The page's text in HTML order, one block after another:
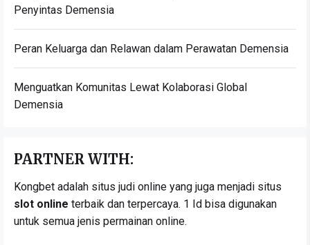
Penyintas Demensia
Peran Keluarga dan Relawan dalam Perawatan Demensia
Menguatkan Komunitas Lewat Kolaborasi Global
Demensia
PARTNER WITH:
Kongbet adalah situs judi online yang juga menjadi situs
slot online terbaik dan terpercaya. 1 Id bisa digunakan
untuk semua jenis permainan online.